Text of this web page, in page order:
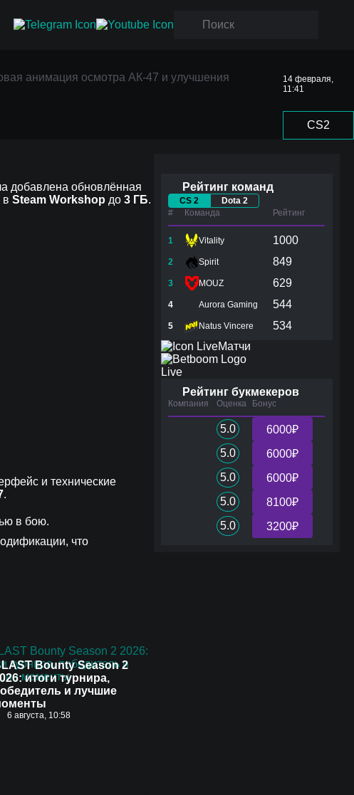
анимация осмотра АК-47 и улучшения
14 февраля,
11:41
CS2
добавлена обновлённая
в Steam Workshop до 3 ГБ.
и технические
.
в бою.
что
Bounty Season 2
итоги турнира,
и лучшие
6 августа, 10:58
Рейтинг команд
CS 2
Dota 2
#
Команда Рейтинг
1 Vitality 1000
2 Spirit 849
3 MOUZ 629
4 Aurora Gaming 544
5 Natus Vincere
534
Матчи
Live
Рейтинг букмекеров
Компания Оценка Бонус
5.0
6000₽
5.0
6000₽
5.0
6000₽
5.0
8100₽
5.0
3200₽